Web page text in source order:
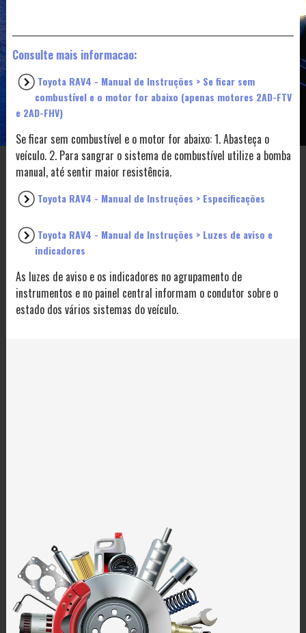
Consulte mais informacao:
Toyota RAV4 - Manual de Instruções > Se ficar sem
combustível e o motor for abaixo (apenas motores 2AD-FTV
e 2AD-FHV)
Se ficar sem combustível e o motor for abaixo: 1. Abasteça o
veículo. 2. Para sangrar o sistema de combustível utilize a bomba
manual, até sentir maior resistência.
Toyota RAV4 - Manual de Instruções > Especificações
Toyota RAV4 - Manual de Instruções > Luzes de aviso e
indicadores
As luzes de aviso e os indicadores no agrupamento de
instrumentos e no painel central informam o condutor sobre o
estado dos vários sistemas do veículo.